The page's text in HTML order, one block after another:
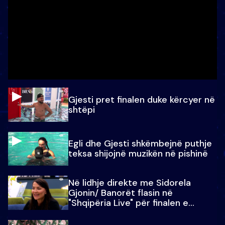
Gjesti pret finalen duke kërcyer në
shtëpi
Egli dhe Gjesti shkëmbejnë puthje
teksa shijojnë muzikën në pishinë
Në lidhje direkte me Sidorela
Gjonin/ Banorët flasin në
"Shqipëria Live" për finalen e